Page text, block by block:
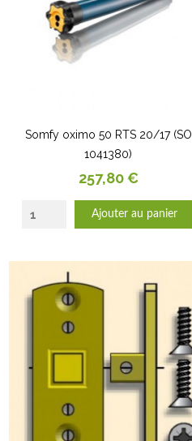
Somfy oximo 50 RTS 20/17 (SO
1041380)
Prix
257,80 €
Ajouter au panier